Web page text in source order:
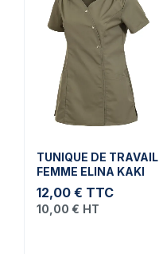
TUNIQUE DE TRAVAIL
FEMME ELINA KAKI
12,00 € TTC
10,00 € HT